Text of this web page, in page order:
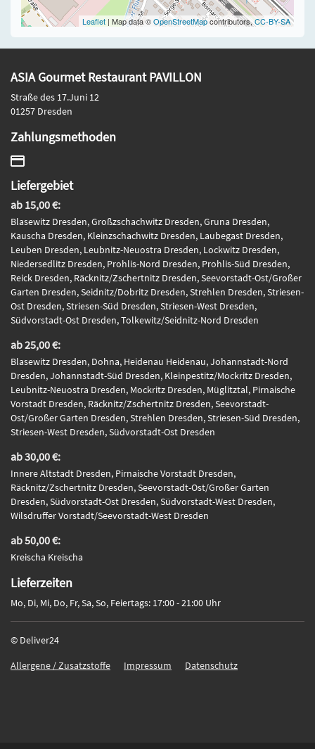
Leaflet | Map data ©OpenStreetMapcontributors,CC-BY-SA
ASIA Gourmet Restaurant PAVILLON
Straße des 17.Juni 12
01257 Dresden
Zahlungsmethoden
Liefergebiet
ab 15,00 €:
Blasewitz Dresden, Großzschachwitz Dresden, Gruna Dresden,
Kauscha Dresden, Kleinzschachwitz Dresden, Laubegast Dresden,
Leuben Dresden, Leubnitz-Neuostra Dresden, Lockwitz Dresden,
Niedersedlitz Dresden, Prohlis-Nord Dresden, Prohlis-Süd Dresden,
Reick Dresden, Räcknitz/Zschertnitz Dresden, Seevorstadt-Ost/Großer
Garten Dresden, Seidnitz/Dobritz Dresden, Strehlen Dresden, Striesen-
Ost Dresden, Striesen-Süd Dresden, Striesen-West Dresden,
Südvorstadt-Ost Dresden, Tolkewitz/Seidnitz-Nord Dresden
ab 25,00 €:
Blasewitz Dresden, Dohna, Heidenau Heidenau, Johannstadt-Nord
Dresden, Johannstadt-Süd Dresden, Kleinpestitz/Mockritz Dresden,
Leubnitz-Neuostra Dresden, Mockritz Dresden, Müglitztal, Pirnaische
Vorstadt Dresden, Räcknitz/Zschertnitz Dresden, Seevorstadt-
Ost/Großer Garten Dresden, Strehlen Dresden, Striesen-Süd Dresden,
Striesen-West Dresden, Südvorstadt-Ost Dresden
ab 30,00 €:
Innere Altstadt Dresden, Pirnaische Vorstadt Dresden,
Räcknitz/Zschertnitz Dresden, Seevorstadt-Ost/Großer Garten
Dresden, Südvorstadt-Ost Dresden, Südvorstadt-West Dresden,
Wilsdruffer Vorstadt/Seevorstadt-West Dresden
ab 50,00 €:
Kreischa Kreischa
Lieferzeiten
Mo, Di, Mi, Do, Fr, Sa, So, Feiertags: 17:00 - 21:00 Uhr
© Deliver24
Allergene / Zusatzstoffe
Impressum Datenschutz